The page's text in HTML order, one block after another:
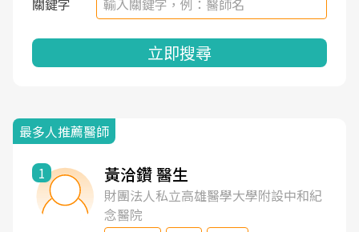
關鍵字
立即搜尋
最多人推薦醫師
1 黃洽鑽 醫生
財團法人私立高雄醫學大學附設中和紀
念醫院